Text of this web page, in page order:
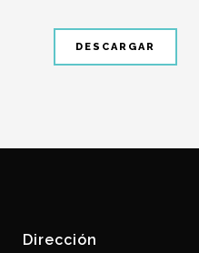
DESCARGAR
Dirección